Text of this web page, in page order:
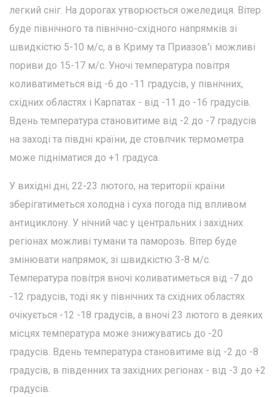
легкий сніг. На дорогах утворюється ожеледиця. Вітер
буде північного та північно-східного напрямків зі
швидкістю 5-10 м/с, а в Криму та Приазов'ї можливі
пориви до 15-17 м/с. Уночі температура повітря
коливатиметься від -6 до -11 градусів, у північних,
східних областях і Карпатах - від -11 до -16 градусів.
Вдень температура становитиме від -2 до -7 градусів
на заході та півдні країни, де стовпчик термометра
може підніматися до +1 градуса.
У вихідні дні, 22-23 лютого, на території країни
зберігатиметься холодна і суха погода під впливом
антициклону. У нічний час у центральних і західних
регіонах можливі тумани та паморозь. Вітер буде
змінювати напрямок, зі швидкістю 3-8 м/с.
Температура повітря вночі коливатиметься від -7 до
-12 градусів, тоді як у північних та східних областях
очікується -12 -18 градусів, а вночі 23 лютого в деяких
місцях температура може знижуватись до -20
градусів. Вдень температура становитиме від -2 до -8
градусів, в південних та західних регіонах - від -3 до +2
градусів.